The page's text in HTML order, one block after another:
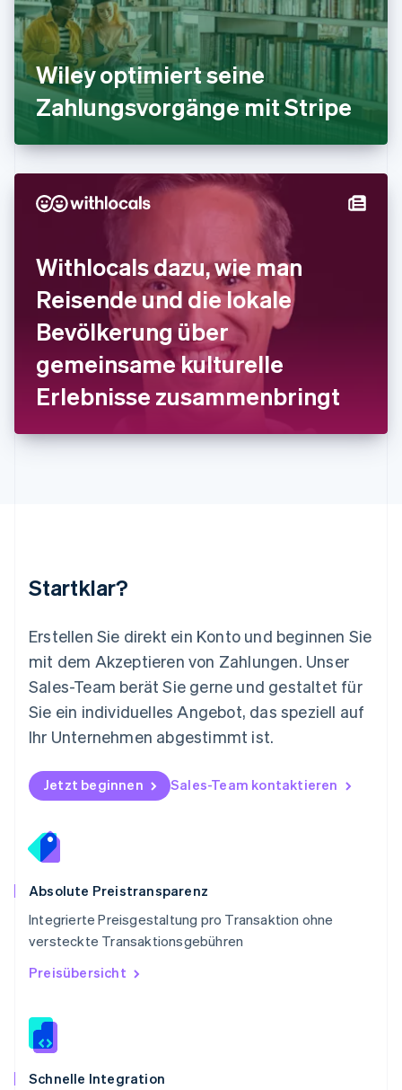
Wiley optimiert seine
Zahlungsvorgänge mit Stripe
Withlocals dazu, wie man
Reisende und die lokale
Bevölkerung über
gemeinsame kulturelle
Erlebnisse zusammenbringt
Startklar?
Erstellen Sie direkt ein Konto und beginnen Sie
mit dem Akzeptieren von Zahlungen. Unser
Sales-Team berät Sie gerne und gestaltet für
Sie ein individuelles Angebot, das speziell auf
Ihr Unternehmen abgestimmt ist.
Jetzt beginnen Sales-Team kontaktieren
Absolute Preistransparenz
Integrierte Preisgestaltung pro Transaktion ohne
versteckte Transaktionsgebühren
Preisübersicht
Schnelle Integration
Griechenland
English
Indien
English
Irland
English
Italien
Japan
日本語English
Kanada
EnglishFrançais
Lettland
Liechtenstein
English
Litauen
Luxemburg
FrançaisDeutschEnglish
Malaysia
Malta
Nederlands English
Norwegen
Österreich
Polen
English
Portugal
Português English
Rumänien
Schweden
Svenska English
Deutsch
Singapur
English
Slowakei
Slowenien
EnglishItaliano
Sonderverwaltungsregion Hongkong,
Spanien
Thailand
ไทยEnglish